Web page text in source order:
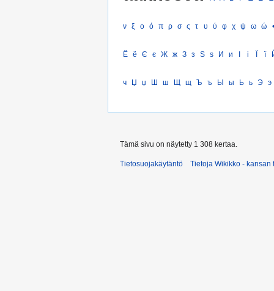
ν ξ ο ό π ρ σ ς τ υ ύ φ χ ψ ω ώ •
Ё ё Є є Ж ж З з Ѕ ѕ И и І і Ї ї
ч Џ џ Ш ш Щ щ Ъ ъ Ы ы Ь ь Э э
Tämä sivu on näytetty 1 308 kertaa.
Tietosuojakäytäntö Tietoja Wikikko - kansan